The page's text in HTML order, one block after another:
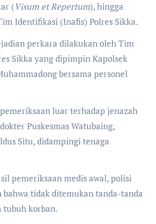
(Visum et Repertum), hingga
Identifikasi (Inafis) Polres Sikka.
perkara dilakukan oleh Tim
Sikka yang dipimpin Kapolsek
bersama personel
luar terhadap jenazah
Puskesmas Watubaing,
Situ, didampingi tenaga
pemeriksaan medis awal, polisi
tidak ditemukan tanda-tanda
tubuh korban.